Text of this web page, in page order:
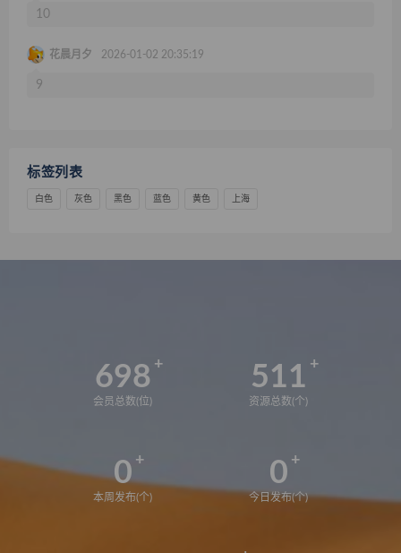
10
花晨月夕 2026-01-02 20:35:19
9
标签列表
白色 灰色 黑色 蓝色 黄色 上海
698
会员总数(位)
511
资源总数(个)
0
本周发布(个)
0
今日发布(个)